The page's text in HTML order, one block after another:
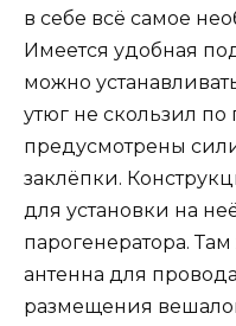
в себе всё самое
Имеется удобная
можно
утюг не скользил по
предусмотрены
заклёпки.
для установки на
парогенератора.
антенна для
размещения